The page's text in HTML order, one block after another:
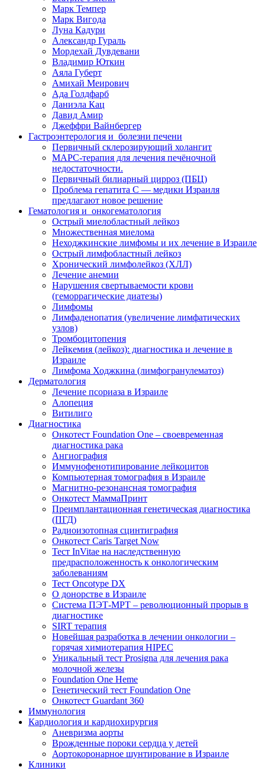
Марк Темпер
Марк Вигода
Луна Кадури
Александр Гураль
Мордехай Дувдевани
Владимир Юткин
Аяла Губерт
Амихай Меирович
Ада Голдфарб
Даниэла Кац
Давид Амир
Джеффри Вайнбергер
Гастроэнтерология и болезни печени
Первичный склерозирующий холангит
МАРС-терапия для лечения печёночной
недостаточности.
Первичный билиарный цирроз (ПБЦ)
Проблема гепатита С — медики Израиля
предлагают новое решение
Гематология и онкогематология
Острый миелобластный лейкоз
Множественная миелома
Неходжкинские лимфомы и их лечение в Израиле
Острый лимфобластный лейкоз
Хронический лимфолейкоз (ХЛЛ)
Лечение анемии
Нарушения свертываемости крови
(геморрагические диатезы)
Лимфомы
Лимфаденопатия (увеличение лимфатических
узлов)
Тромбоцитопения
Лейкемия (лейкоз): диагностика и лечение в
Израиле
Лимфома Ходжкина (лимфогранулематоз)
Дерматология
Лечение псориаза в Израиле
Алопеция
Витилиго
Диагностика
Онкотест Foundation One – своевременная
диагностика рака
Ангиография
Иммунофенотипирование лейкоцитов
Компьютерная томография в Израиле
Магнитно-резонансная томография
Онкотест МаммаПринт
Преимплантационная генетическая диагностика
(ПГД)
Радиоизотопная сцинтиграфия
Онкотест Caris Target Now
Тест InVitae на наследственную
предрасположенность к онкологическим
заболеваниям
Тест Oncotype DX
О донорстве в Израиле
Система ПЭТ-МРТ – революционный прорыв в
диагностике
SIRT терапия
Новейшая разработка в лечении онкологии –
горячая химиотерапия HIPEC
Уникальный тест Prosigna для лечения рака
молочной железы
Foundation One Heme
Генетический тест Foundation One
Онкотест Guardant 360
Иммунология
Кардиология и кардиохирургия
Аневризма аорты
Врожденные пороки сердца у детей
Аортокоронарное шунтирование в Израиле
Клиники